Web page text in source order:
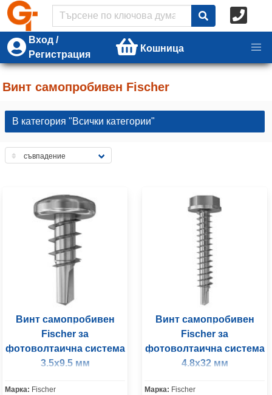
Вход /
Регистрация
Кошница
Винт самопробивен Fischer
В категория "Всички категории"
Винт самопробивен
Fischer за
фотоволтаична система
3.5x9.5 мм
Марка: Fischer
Винт самопробивен
Fischer за
фотоволтаична система
4.8x32 мм
Марка: Fischer